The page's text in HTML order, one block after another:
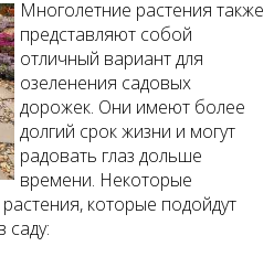
Многолетние растения также
представляют собой
отличный вариант для
озеленения садовых
дорожек. Они имеют более
долгий срок жизни и могут
радовать глаз дольше
времени. Некоторые
которые подойдут
саду: